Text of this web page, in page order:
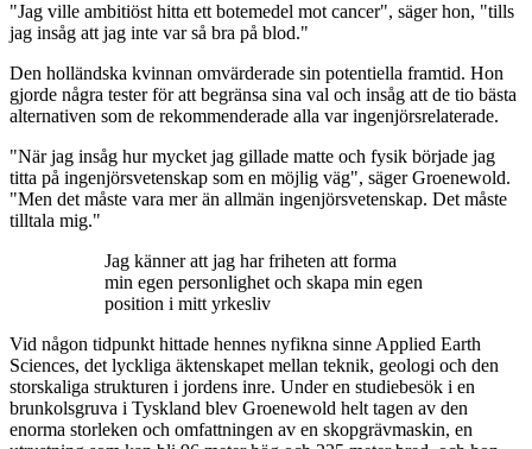
"Jag ville ambitiöst hitta ett botemedel mot cancer", säger hon, "tills
jag insåg att jag inte var så bra på blod."
Den holländska kvinnan omvärderade sin potentiella framtid. Hon
gjorde några tester för att begränsa sina val och insåg att de tio bästa
alternativen som de rekommenderade alla var ingenjörsrelaterade.
"När jag insåg hur mycket jag gillade matte och fysik började jag
titta på ingenjörsvetenskap som en möjlig väg", säger Groenewold.
"Men det måste vara mer än allmän ingenjörsvetenskap. Det måste
tilltala mig."
Jag känner att jag har friheten att forma
min egen personlighet och skapa min egen
position i mitt yrkesliv
Vid någon tidpunkt hittade hennes nyfikna sinne Applied Earth
Sciences, det lyckliga äktenskapet mellan teknik, geologi och den
storskaliga strukturen i jordens inre. Under en studiebesök i en
brunkolsgruva i Tyskland blev Groenewold helt tagen av den
enorma storleken och omfattningen av en skopgrävmaskin, en